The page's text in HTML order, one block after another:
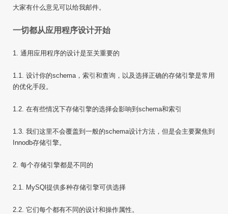
大家有什么意见可以给我邮件。
一切都从应用程序设计开始
1. 通用应用程序的设计是至关重要的
1.1. 设计你的schema，索引和查询，以及选择正确的存储引擎是常用
的优化手段。
1.2. 在有些情况下存储引擎的选择会影响到schema和索引
1.3. 我们这里不会覆盖到一般的schema设计方法，但是会主要聚焦到
Innodb存储引擎。
2. 每个存储引擎都是不同的
2.1. MySQl提供多种存储引擎可供选择
2.2. 它们每个都有不同的设计和操作属性。